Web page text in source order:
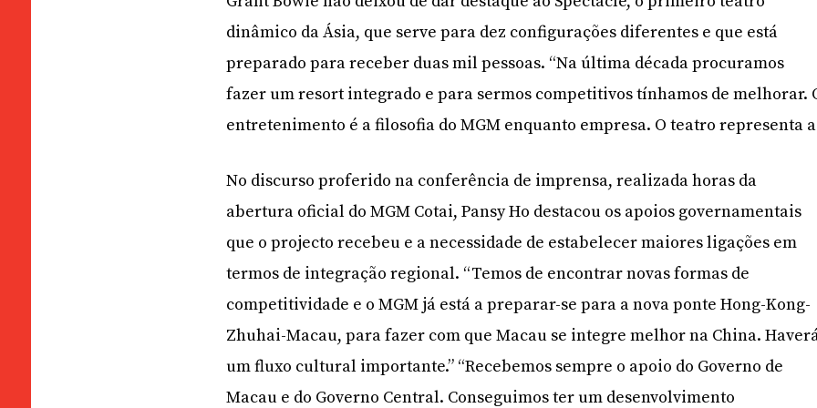
dinâmico da Ásia, que serve para dez configurações diferentes e que está
preparado para receber duas mil pessoas. “Na última década procuramos
fazer um resort integrado e para sermos competitivos tínhamos de melhorar.
entretenimento é a filosofia do MGM enquanto empresa. O teatro representa a
No discurso proferido na conferência de imprensa, realizada horas da
abertura oficial do MGM Cotai, Pansy Ho destacou os apoios governamentais
que o projecto recebeu e a necessidade de estabelecer maiores ligações em
termos de integração regional. “Temos de encontrar novas formas de
competitividade e o MGM já está a preparar-se para a nova ponte Hong-Kong-
Zhuhai-Macau, para fazer com que Macau se integre melhor na China.
um fluxo cultural importante.” “Recebemos sempre o apoio do Governo de
Macau e do Governo Central. Conseguimos ter um desenvolvimento